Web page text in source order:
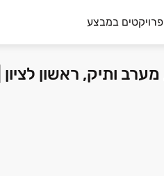
פרויקטים במבצע